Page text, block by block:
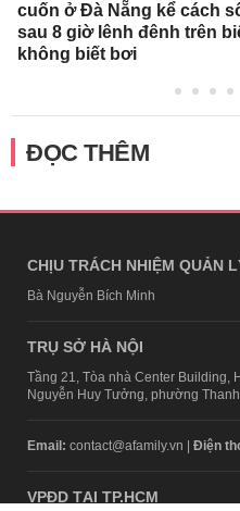
cuốn ở Đà Nẵng kể cách
sau 8 giờ lênh đênh trên
không biết bơi
ĐỌC THÊM
CHỊU TRÁCH NHIỆM QUẢN
Bà Nguyễn Bích Minh
TRỤ SỞ HÀ NỘI
Tầng 21, Tòa nhà Center Building,
Nguyễn Huy Tưởng, phường
Email: contact@afamily.vn | Điện
VPĐD TẠI TP.HCM